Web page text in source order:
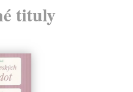
tituly